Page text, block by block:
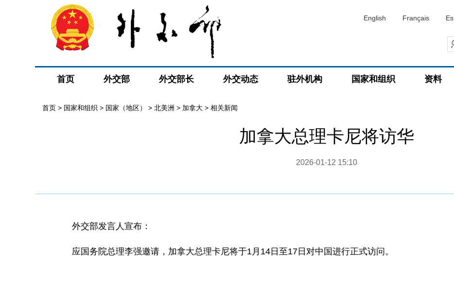
English Français
首页 外交部 外交部长 外交动态 驻外机构 国家和组织 资料
首页 > 国家和组织 > 国家（地区） > 北美洲 > 加拿大 > 相关新闻
加拿大总理卡尼将访华
2026-01-12 15:10
外交部发言人宣布：
应国务院总理李强邀请，加拿大总理卡尼将于1月14日至17日对中国进行正式访问。